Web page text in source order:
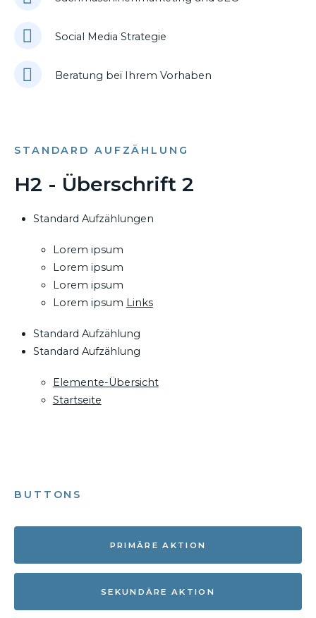
Social Media Strategie
Beratung bei Ihrem Vorhaben
STANDARD AUFZÄHLUNG
H2 - Überschrift 2
Standard Aufzählungen
Lorem ipsum
Lorem ipsum
Lorem ipsum
Lorem ipsum Links
Standard Aufzählung
Standard Aufzählung
Elemente-Übersicht
Startseite
BUTTONS
PRIMÄRE AKTION
SEKUNDÄRE AKTION